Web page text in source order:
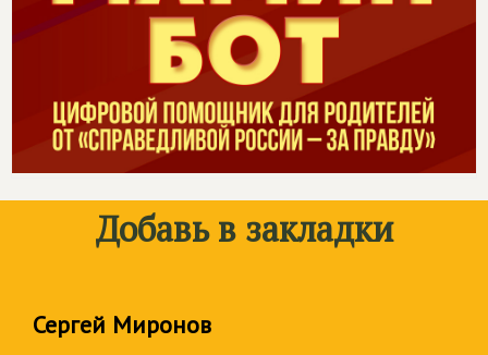
Добавь в закладки
Сергей Миронов